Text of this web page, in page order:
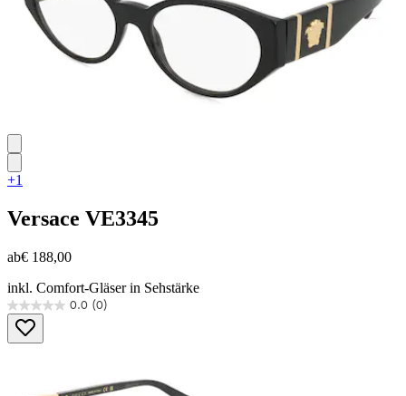
+1
Versace VE3345
ab€ 188,00
inkl. Comfort-Gläser in Sehstärke
0.0 (0)
0.0
von
5